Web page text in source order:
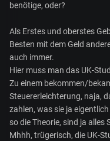
benötige, oder?
Als Erstes und oberstes
Besten mit dem Geld
auch immer.
Hier muss man das UK-
Zu einem bekommen/
Steuererleichterung, naja,
zahlen, was sie ja
so die Theorie, sind ja alles
Mhhh, trügerisch, die UK-